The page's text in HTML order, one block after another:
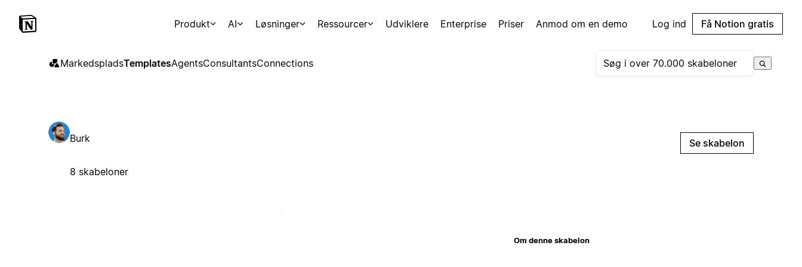
Produkt AI Løsninger Ressourcer Udviklere Enterprise Priser Anmod om en demo Log ind Få Notion gratis
MarkedspladsTemplatesAgentsConsultantsConnections
Burk
8 skabeloner
Se skabelon
Om denne skabelon